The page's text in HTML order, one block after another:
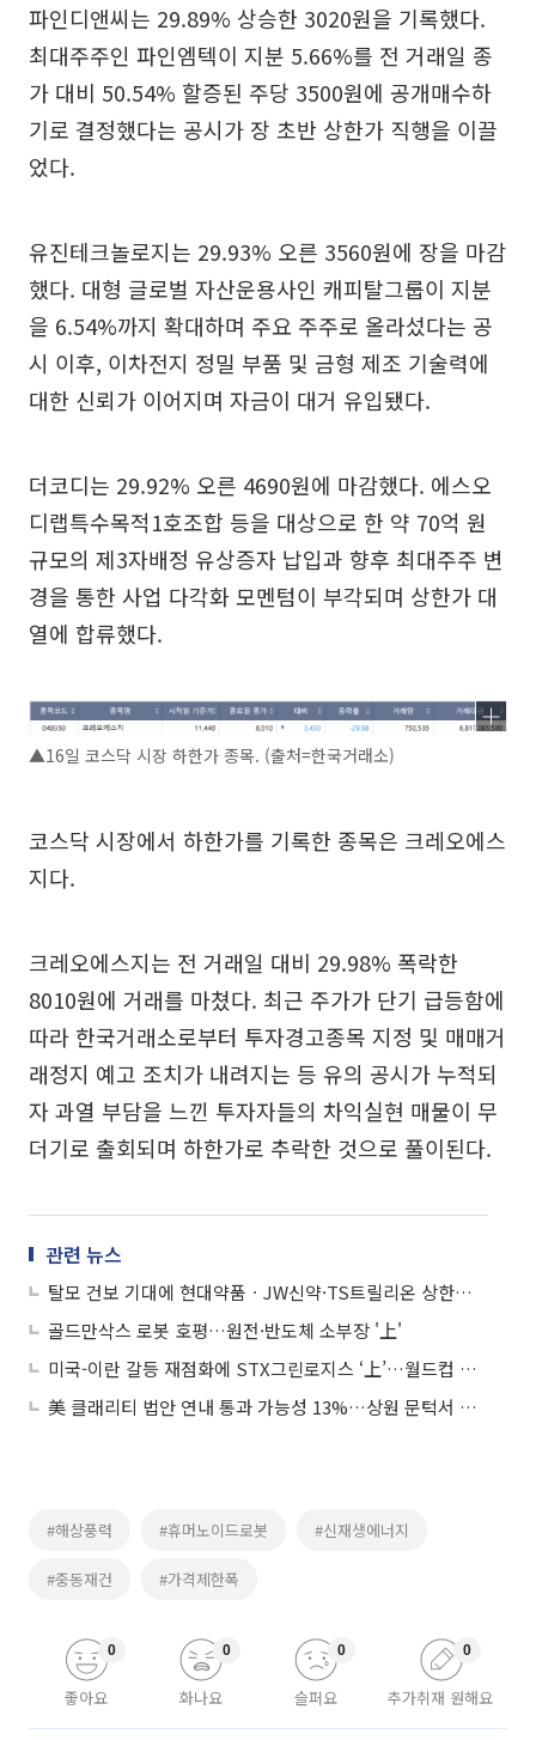
파인디앤씨는 29.89% 상승한 3020원을 기록했다.
최대주주인 파인엠텍이 지분 5.66%를 전 거래일 종
가 대비 50.54% 할증된 주당 3500원에 공개매수하
기로 결정했다는 공시가 장 초반 상한가 직행을 이끌
었다.
유진테크놀로지는 29.93% 오른 3560원에 장을 마감
했다. 대형 글로벌 자산운용사인 캐피탈그룹이 지분
을 6.54%까지 확대하며 주요 주주로 올라섰다는 공
시 이후, 이차전지 정밀 부품 및 금형 제조 기술력에
대한 신뢰가 이어지며 자금이 대거 유입됐다.
더코디는 29.92% 오른 4690원에 마감했다. 에스오
디랩특수목적1호조합 등을 대상으로 한 약 70억 원
규모의 제3자배정 유상증자 납입과 향후 최대주주 변
경을 통한 사업 다각화 모멘텀이 부각되며 상한가 대
열에 합류했다.
▲16일 코스닥 시장 하한가 종목. (출처=한국거래소)
코스닥 시장에서 하한가를 기록한 종목은 크레오에스
지다.
크레오에스지는 전 거래일 대비 29.98% 폭락한
8010원에 거래를 마쳤다. 최근 주가가 단기 급등함에
따라 한국거래소로부터 투자경고종목 지정 및 매매거
래정지 예고 조치가 내려지는 등 유의 공시가 누적되
자 과열 부담을 느낀 투자자들의 차익실현 매물이 무
더기로 출회되며 하한가로 추락한 것으로 풀이된다.
관련 뉴스
탈모 건보 기대에 현대약품ㆍJW신약·TS트릴리온 상한가…로봇·반도체도 강세
골드만삭스 로봇 호평…원전·반도체 소부장 '上'
미국-이란 갈등 재점화에 STX그린로지스 ‘上’…월드컵 특수 마니커도 ↑
美 클래리티 법안 연내 통과 가능성 13%…상원 문턱서 제동
#해상풍력 #휴머노이드로봇 #신재생에너지
#중동재건 #가격제한폭
좋아요
0
화나요
0
슬퍼요
0
추가취재 원해요
0